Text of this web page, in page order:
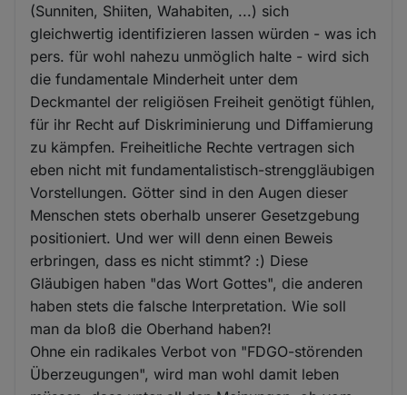
(Sunniten, Shiiten, Wahabiten, ...) sich
gleichwertig identifizieren lassen würden - was ich
pers. für wohl nahezu unmöglich halte - wird sich
die fundamentale Minderheit unter dem
Deckmantel der religiösen Freiheit genötigt fühlen,
für ihr Recht auf Diskriminierung und Diffamierung
zu kämpfen. Freiheitliche Rechte vertragen sich
eben nicht mit fundamentalistisch-strenggläubigen
Vorstellungen. Götter sind in den Augen dieser
Menschen stets oberhalb unserer Gesetzgebung
positioniert. Und wer will denn einen Beweis
erbringen, dass es nicht stimmt? :) Diese
Gläubigen haben "das Wort Gottes", die anderen
haben stets die falsche Interpretation. Wie soll
man da bloß die Oberhand haben?!
Ohne ein radikales Verbot von "FDGO-störenden
Überzeugungen", wird man wohl damit leben